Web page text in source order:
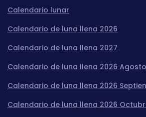
Calendario lunar
Calendario de luna llena 2026
Calendario de luna llena 2027
Calendario de luna llena 2026 Agosto
Calendario de luna llena 2026
Calendario de luna llena 2026